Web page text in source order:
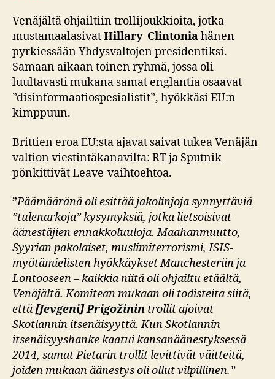
Venäjältä ohjailtiin trollijoukkioita, jotka
mustamaalasivatHillary Clintoniahänen
pyrkiessään Yhdysvaltojen presidentiksi.
Samaan aikaan toinen ryhmä, jossa oli
luultavasti mukana samat englantia osaavat
”disinformaatiospesialistit”, hyökkäsi EU:n
kimppuun.
Brittien eroa EU:sta ajavat saivat tukea Venäjän
valtion viestintäkanavilta: RT ja Sputnik
pönkittivät Leave-vaihtoehtoa.
”Päämääränä oli esittää jakolinjoja synnyttäviä
”tulenarkoja” kysymyksiä, jotka lietsoisivat
äänestäjien ennakkoluuloja. Maahanmuutto,
Syyrian pakolaiset, muslimiterrorismi, ISIS-
myötämielisten hyökkäykset Manchesteriin ja
Lontooseen – kaikkia niitä oli ohjailtu etäältä,
Venäjältä. Komitean mukaan oli todisteita siitä,
että[Jevgeni] Prigožinin trollit ajoivat
Skotlannin itsenäisyyttä. Kun Skotlannin
itsenäisyyshanke kaatui kansanäänestyksessä
2014, samat Pietarin trollit levittivät väitteitä,
joiden mukaan äänestys oli ollut vilpillinen.”